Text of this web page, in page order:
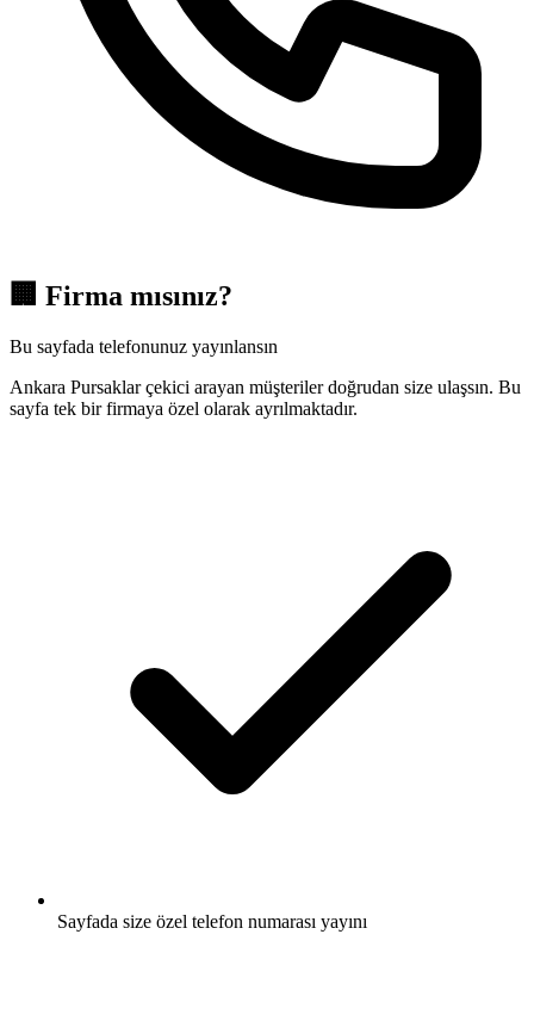
🏢 Firma mısınız?
Bu sayfada telefonunuz yayınlansın
Ankara Pursaklar çekici arayan müşteriler doğrudan size ulaşsın. Bu
sayfa tek bir firmaya özel olarak ayrılmaktadır.
Sayfada size özel telefon numarası yayını